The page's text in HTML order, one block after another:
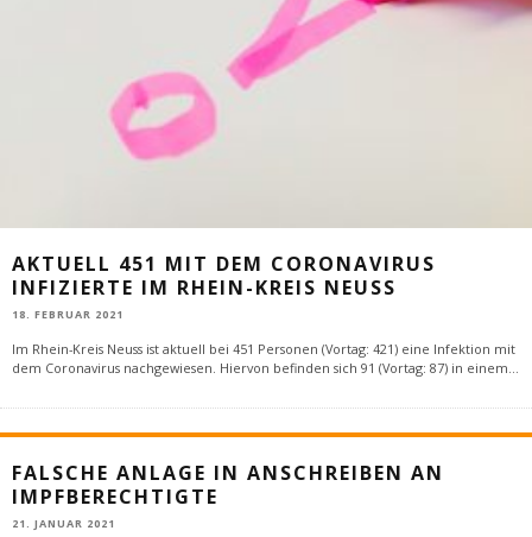
AKTUELL 451 MIT DEM CORONAVIRUS
INFIZIERTE IM RHEIN-KREIS NEUSS
18. FEBRUAR 2021
Im Rhein-Kreis Neuss ist aktuell bei 451 Personen (Vortag: 421) eine Infektion mit
dem Coronavirus nachgewiesen. Hiervon befinden sich 91 (Vortag: 87) in einem...
FALSCHE ANLAGE IN ANSCHREIBEN AN
IMPFBERECHTIGTE
21. JANUAR 2021